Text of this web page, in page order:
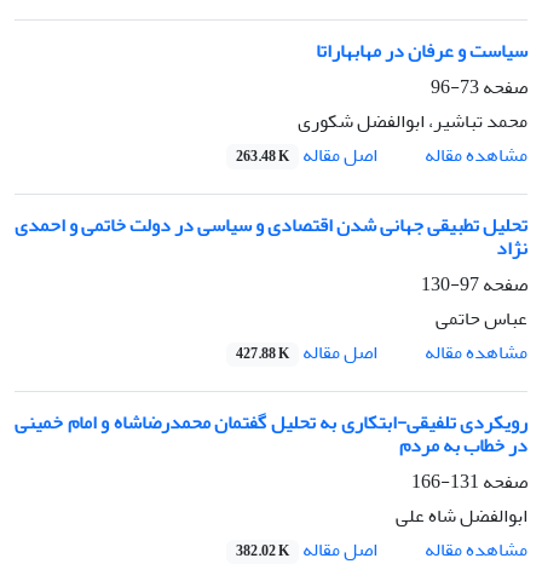
سیاست و عرفان در مهابهاراتا
صفحه73-96
محمد تباشیر، ابوالفضل شکوری
مشاهده مقاله
اصل مقاله 263.48 K
تحلیل تطبیقی جهانی شدن اقتصادی و سیاسی در دولت خاتمی و احمدی
نژاد
صفحه97-130
عباس حاتمی
مشاهده مقاله
اصل مقاله 427.88 K
رویکردی تلفیقی-ابتکاری به تحلیل گفتمان‌ محمدرضاشاه و امام خمینی
در خطاب به مردم
صفحه131-166
ابوالفضل شاه علی
مشاهده مقاله
اصل مقاله 382.02 K